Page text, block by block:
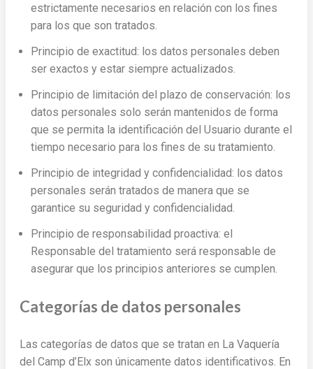
estrictamente necesarios en relación con los fines
para los que son tratados.
Principio de exactitud: los datos personales deben
ser exactos y estar siempre actualizados.
Principio de limitación del plazo de conservación: los
datos personales solo serán mantenidos de forma
que se permita la identificación del Usuario durante el
tiempo necesario para los fines de su tratamiento.
Principio de integridad y confidencialidad: los datos
personales serán tratados de manera que se
garantice su seguridad y confidencialidad.
Principio de responsabilidad proactiva: el
Responsable del tratamiento será responsable de
asegurar que los principios anteriores se cumplen.
Categorías de datos personales
Las categorías de datos que se tratan en La Vaquería
del Camp d’Elx son únicamente datos identificativos. En